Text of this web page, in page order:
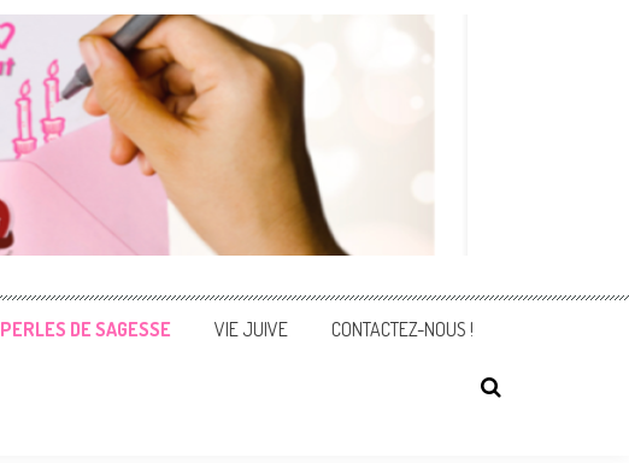
PERLES DE SAGESSE VIE JUIVE CONTACTEZ-NOUS !